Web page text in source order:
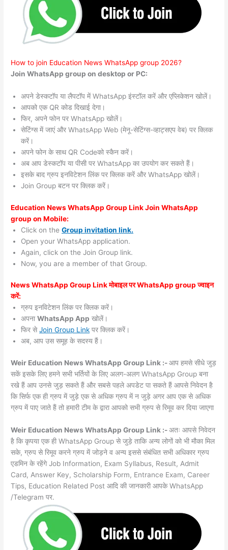
How to join Education News WhatsApp group 2026?
Join WhatsApp group on desktop or PC:
अपने डेस्कटॉप या लैपटॉप में WhatsApp इंस्टॉल करें और एप्लिकेशन खोलें।
आपको एक QR कोड दिखाई देगा।
फिर, अपने फोन पर WhatsApp खोलें।
सेटिंग्स में जाएं और WhatsApp Web (मेनू-सेटिंग्स-व्हाट्सएप वेब) पर क्लिक
करें।
अपने फोन के साथ QR Codeको स्कैन करें।
अब आप डेस्कटॉप या पीसी पर WhatsApp का उपयोग कर सकते हैं।
इसके बाद ग्रुप इनविटेशन लिंक पर क्लिक करें और WhatsApp खोलें।
Join Group बटन पर क्लिक करें।
Education News WhatsApp Group Link Join WhatsApp
group on Mobile:
Click on theGroup invitation link.
Open your WhatsApp application.
Again, click on the Join Group link.
Now, you are a member of that Group.
News WhatsApp Group Link मोबाइल पर WhatsApp group ज्वाइन
करें:
ग्रुप इनविटेशन लिंक पर क्लिक करें।
अपनाWhatsApp App खोलें।
फिर सेJoin Group Link पर क्लिक करें।
अब, आप उस समूह के सदस्य हैं।
Weir Education News WhatsApp Group Link :-आप हमसे सीधे जुड़
सकें इसके लिए हमने सभी भर्तियों के लिए अलग-अलग WhatsApp Group बना
रखे हैं आप उनसे जुड़ सकते हैं और सबसे पहले अपडेट पा सकते हैं आपसे निवेदन है
कि सिर्फ एक ही ग्रुप में जुड़े एक से अधिक ग्रुप में न जुड़े अगर आप एक से अधिक
ग्रुप में पाए जाते हैं तो हमारी टीम के द्वारा आपको सभी ग्रुप से रिमूव कर दिया जाएगा
Weir Education News WhatsApp Group Link :-अतः आपसे निवेदन
है कि कृपया एक ही WhatsApp Group से जुड़े ताकि अन्य लोगों को भी मौका मिल
सके, ग्रुप से रिमूव करने ग्रुप में जोड़ने व अन्य इससे संबंधित सभी अधिकार ग्रुप
एडमिन के रहेंगे Job Information, Exam Syllabus, Result, Admit
Card, Answer Key, Scholarship Form, Entrance Exam, Career
Tips, Education Related Post आदि की जानकारी आपके WhatsApp
/Telegram पर.